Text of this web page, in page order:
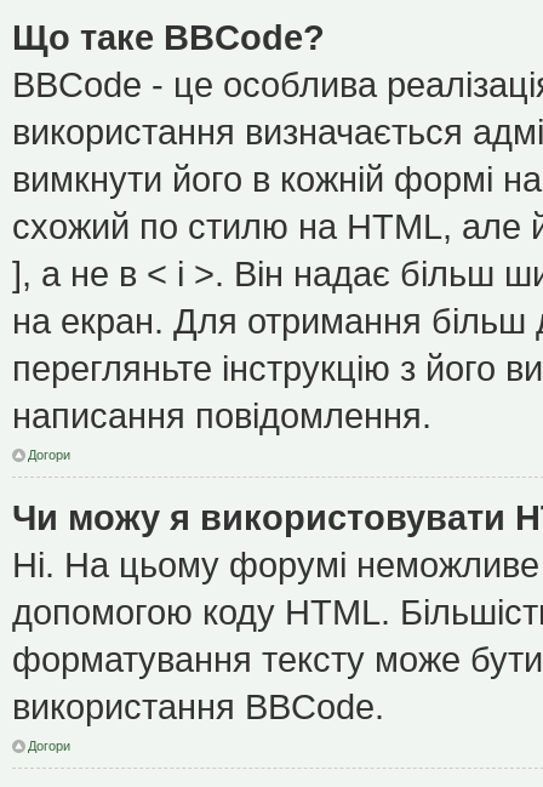
Що таке BBCode?
BBCode - це особлива
використання визначається
вимкнути його в кожній формі
схожий по стилю на HTML, але
], а не в < і >. Він надає більш
на екран. Для отримання більш
перегляньте інструкцію з його
написання повідомлення.
Догори
Чи можу я використовувати
Ні. На цьому форумі
допомогою коду HTML.
форматування тексту може
використання BBCode.
Догори